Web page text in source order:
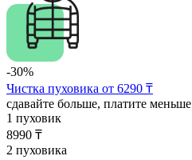
-30%
Чистка пуховика от 6290 ₸
сдавайте больше, платите меньше
1 пуховик
8990 ₸
2 пуховика